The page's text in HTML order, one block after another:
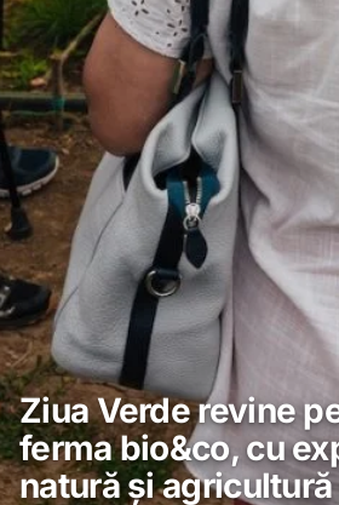
Ziua Verde revine
ferma bio&co, cu
natură și